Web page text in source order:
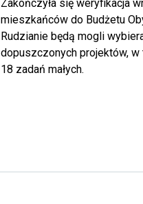
Zakończyła się weryfikacja
mieszkańców do Budżetu
Rudzianie będą mogli
dopuszczonych projektów,
18 zadań małych.